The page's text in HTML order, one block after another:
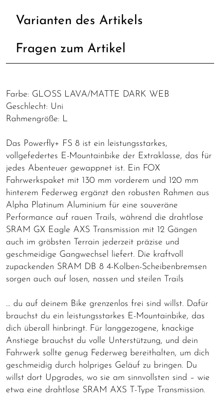
Varianten des Artikels
Fragen zum Artikel
Farbe: GLOSS LAVA/MATTE DARK WEB
Geschlecht: Uni
Rahmengröße: L
Das Powerfly+ FS 8 ist ein leistungsstarkes,
vollgefedertes E-Mountainbike der Extraklasse, das für
jedes Abenteuer gewappnet ist. Ein FOX
Fahrwerkspaket mit 130 mm vorderem und 120 mm
hinterem Federweg ergänzt den robusten Rahmen aus
Alpha Platinum Aluminium für eine souveräne
Performance auf rauen Trails, während die drahtlose
SRAM GX Eagle AXS Transmission mit 12 Gängen
auch im gröbsten Terrain jederzeit präzise und
geschmeidige Gangwechsel liefert. Die kraftvoll
zupackenden SRAM DB 8 4-Kolben-Scheibenbremsen
sorgen auch auf losen, nassen und steilen Trails
… du auf deinem Bike grenzenlos frei sind willst. Dafür
brauchst du ein leistungsstarkes E-Mountainbike, das
dich überall hinbringt. Für langgezogene, knackige
Anstiege brauchst du volle Unterstützung, und dein
Fahrwerk sollte genug Federweg bereithalten, um dich
geschmeidig durch holpriges Geläuf zu bringen. Du
willst dort Upgrades, wo sie am sinnvollsten sind – wie
etwa eine drahtlose SRAM AXS T-Type Transmission.